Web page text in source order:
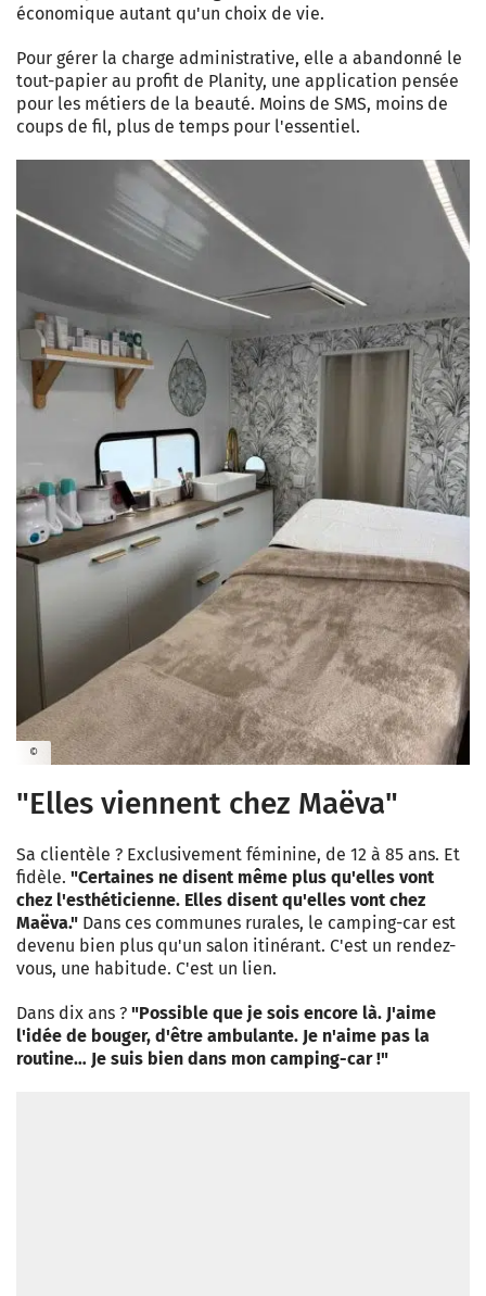
économique autant qu'un choix de vie.
Pour gérer la charge administrative, elle a abandonné le
tout-papier au profit de Planity, une application pensée
pour les métiers de la beauté. Moins de SMS, moins de
coups de fil, plus de temps pour l'essentiel.
©
"Elles viennent chez Maëva"
Sa clientèle ? Exclusivement féminine, de 12 à 85 ans. Et
fidèle. "Certaines ne disent même plus qu'elles vont
chez l'esthéticienne. Elles disent qu'elles vont chez
Maëva." Dans ces communes rurales, le camping-car est
devenu bien plus qu'un salon itinérant. C'est un rendez-
vous, une habitude. C'est un lien.
Dans dix ans ? "Possible que je sois encore là. J'aime
l'idée de bouger, d'être ambulante. Je n'aime pas la
routine… Je suis bien dans mon camping-car !"